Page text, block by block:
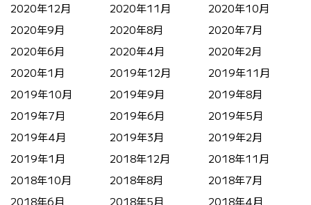
2020年12月
2020年11月
2020年10月
2020年9月
2020年8月
2020年7月
2020年6月
2020年4月
2020年2月
2020年1月
2019年12月
2019年11月
2019年10月
2019年9月
2019年8月
2019年7月
2019年6月
2019年5月
2019年4月
2019年3月
2019年2月
2019年1月
2018年12月
2018年11月
2018年10月
2018年8月
2018年7月
2018年6月
2018年5月 2018年4月